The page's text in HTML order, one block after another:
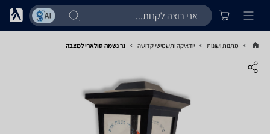
מתנות ושונות יודאיקה ותשמישי קדושה נר נשמה סולארי למצבה